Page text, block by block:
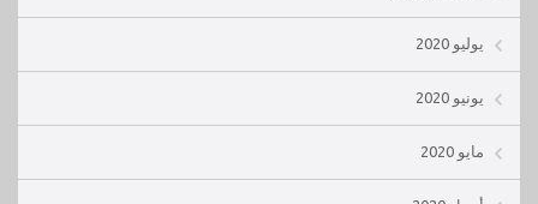
يوليو 2020
يونيو 2020
مايو 2020